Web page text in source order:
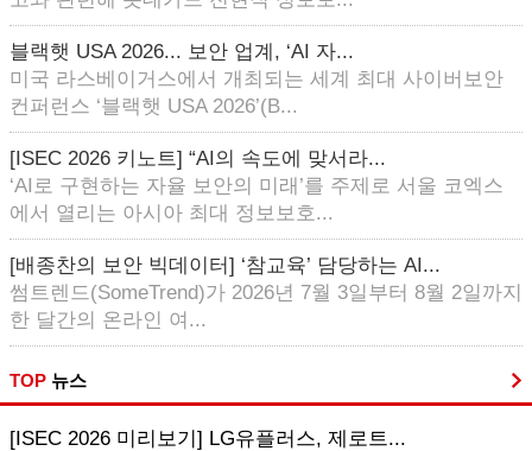
블랙햇 USA 2026... 보안 업계, ‘AI 자...
미국 라스베이거스에서 개최되는 세계 최대 사이버보안
컨퍼런스 ‘블랙햇 USA 2026’(B...
[ISEC 2026 키노트] “AI의 속도에 맞서라...
‘AI로 구현하는 자율 보안의 미래’를 주제로 서울 코엑스
에서 열리는 아시아 최대 정보보호...
[배종찬의 보안 빅데이터] ‘참교육’ 담당하는 AI...
썸트렌드(SomeTrend)가 2026년 7월 3일부터 8월 2일까지
한 달간의 온라인 여...
TOP 뉴스
[ISEC 2026 미리보기] LG유플러스, 제로트...